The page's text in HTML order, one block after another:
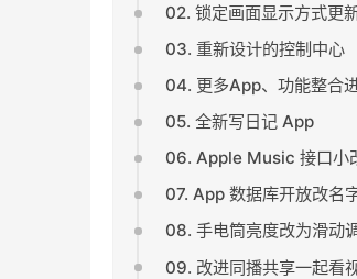
02. 锁定画面显示方式更
03. 重新设计的控制中心
04. 更多App、功能整合
05. 全新写日记 App
06. Apple Music 接口小
07. App 数据库开放改名
08. 手电筒亮度改为滑动
09. 改进同播共享一起看